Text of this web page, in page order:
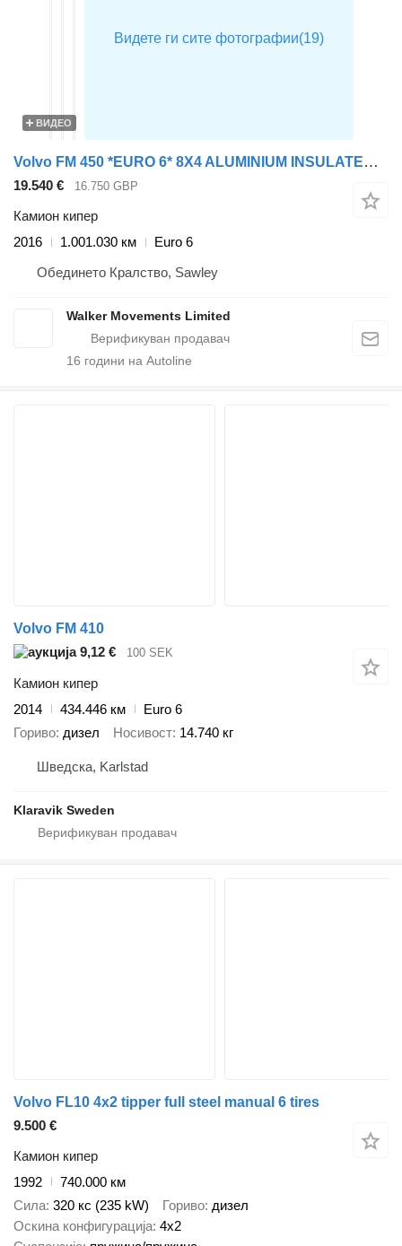
ВИДЕО
Volvo FM 450 *EURO 6* 8X4 ALUMINIUM INSULATED TIPPER – 2016 – RY16 AXJ
19.540 € 16.750 GBP
Камион кипер
2016
1.001.030 км
Euro 6
Обединето Кралство, Sawley
Walker Movements Limited
16 години на Autoline
Volvo FM 410
9,12 €
100 SEK
Камион кипер
2014
434.446 км
Euro 6
Гориво дизел Носивост 14.740 кг
Шведска, Karlstad
Klaravik Sweden
Volvo FL10 4x2 tipper full steel manual 6 tires
9.500 €
Камион кипер
1992
740.000 км
Сила 320 кс (235 kW) Гориво дизел
Оскина конфигурација 4x2